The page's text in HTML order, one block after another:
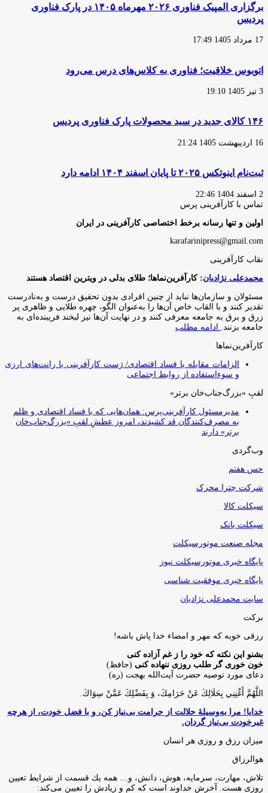
برگزاری المپیک فناوری ۲۰۲۶ مهرماه ۱۴۰۵ در پارک فناوری
پردیس
17 مرداد 1405 17:49
اتوبوس خلاقیت؛ فناوری به کلاس‌های درس می‌رود
3 تیر 1405 19:10
۱۴۶ کالای جدید در سبد محصولات پارک فناوری پردیس
16 اردیبهشت 1405 21:24
ثبت‌نام اینوتکس ۲۰۲۵ تا پایان اسفند ۱۴۰۴ ادامه دارد
2 اسفند 1404 22:46
تماس با کارآفرینی پرس
اولین و تنها رسانه برخط اختصاصی کارآفرینی در ایران
karafarinipress@gmail.com
نقاب کارآفرینی
محمدعلی نژادیان: کارآفرین‌نماها؛ طلای بدلی در ویترین اقتصاد هستند
مسئولان و سازمان‌ها نباید از چنین افرادی بدون تحقیق درست و به‌نادرست
تقدیر کنند و با القاب خاص آ‌ن‌ها را به‌عنوان الگو، چهره طلایی و ظاهری پر
زرق و برق به جامعه معرفی کنند و در نهایت آن‌ها نیز لبخند فریبنده‌ای به
جامعه بزنند.
ادامه مطلب
کارآفرین‌نماها
الزامات مقابله با فساد اقتصادی/ ژست کارآفرینی با رانت‌های ارزی
و سوءاستفاده از روابط اجتماعی
لقبِ «بزرگ‌جناب‌خان برتر»
مدیرمسئول کارآفرینی‌پرس: همان‌هایی که با فساد اقتصادی و ظلم
به مصرف‌کنندگان قد کشیدند، امروز عطشِ لقبِ «بزرگ‌جناب‌خان
برتر» دارند
وب‌گردی
حس هفتم
شرکت چترا محرک
سیکلت کالا
سیکلت بانک
مجله صنعت موتورسیکلت
پایگاه خبری موتورسیکلت نیوز
پایگاه خبری موفقیت شناسی
سایت محمدعلی نژادیان
برکت
رزقی خوبه كه مهر و امضاء خدا پاش باشه!
بشنو این نکته که خود را ز غم آزاده کنی
خون خوری گر طلب روزی ننهاده کنی (حافظ)
دعای مورد توصیه حضرت آیت‌الله بهجت (ره)
اللَّهُمَّ أَغْنِنِي بِحَلَالِكَ عَنْ حَرَامِكَ، وَ بِفَضْلِكَ عَمَّنْ سِوَاكَ‏.
خدایا! مرا به‌وسیلۀ حلالت از حرامت بی‌نیاز کن، و با فضل خودت، از هرچه
غیرخودت بی‌نیاز گردان.
میزان رزق و روزی هر انسان
هوالرزاق
تلاش، مهارت، سرمايه، هوش، دانش، و… همه يك قسمت از شرايط تعيين
روزى هست. آخرش خداوند است كه كم و زيادش را تعيين مى‌كند: